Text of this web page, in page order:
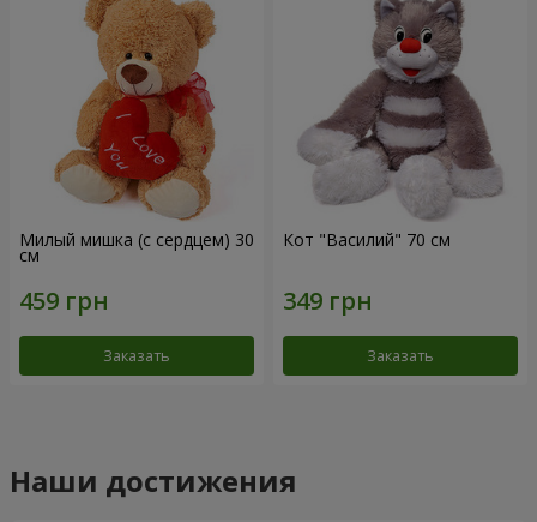
Милый мишка (с сердцем) 30
см
Заказать
Кот "Василий" 70 см
Заказать
Наши достижения